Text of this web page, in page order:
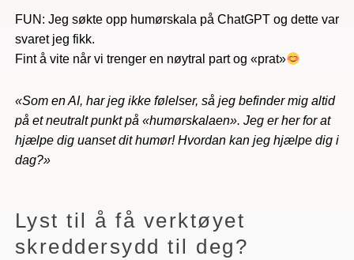
FUN: Jeg søkte opp humørskala på ChatGPT og dette var
svaret jeg fikk.
Fint å vite når vi trenger en nøytral part og «prat»
«Som en AI, har jeg ikke følelser, så jeg befinder mig altid
på et neutralt punkt på «humørskalaen». Jeg er her for at
hjælpe dig uanset dit humør! Hvordan kan jeg hjælpe dig i
dag?»
Lyst til å få verktøyet
skreddersydd til deg?